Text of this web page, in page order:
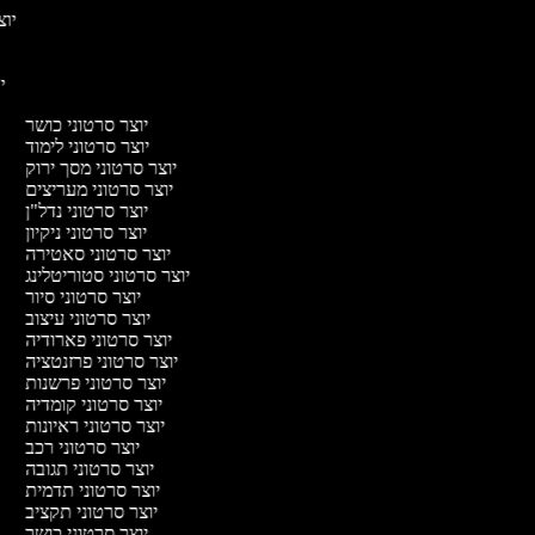
יוצר סרטוני כושר
יוצר סרטוני לימוד
יוצר סרטוני מסך ירוק
יוצר סרטוני מעריצים
יוצר סרטוני נדל"ן
יוצר סרטוני ניקיון
יוצר סרטוני סאטירה
יוצר סרטוני סטוריטלינג
יוצר סרטוני סיור
יוצר סרטוני עיצוב
יוצר סרטוני פארודיה
יוצר סרטוני פרזנטציה
יוצר סרטוני פרשנות
יוצר סרטוני קומדיה
יוצר סרטוני ראיונות
יוצר סרטוני רכב
יוצר סרטוני תגובה
יוצר סרטוני תדמית
יוצר סרטוני תקציב